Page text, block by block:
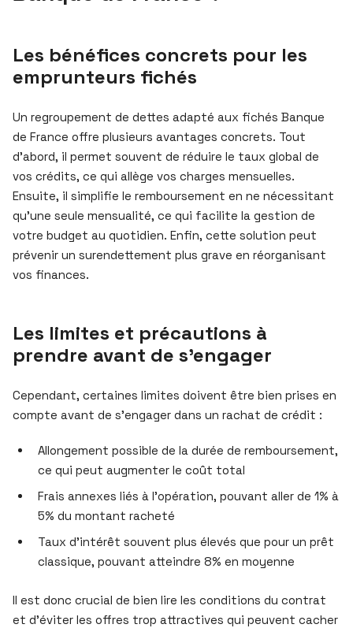
Les bénéfices concrets pour les
emprunteurs fichés
Un regroupement de dettes adapté aux fichés Banque
de France offre plusieurs avantages concrets. Tout
d’abord, il permet souvent de réduire le taux global de
vos crédits, ce qui allège vos charges mensuelles.
Ensuite, il simplifie le remboursement en ne nécessitant
qu’une seule mensualité, ce qui facilite la gestion de
votre budget au quotidien. Enfin, cette solution peut
prévenir un surendettement plus grave en réorganisant
vos finances.
Les limites et précautions à
prendre avant de s’engager
Cependant, certaines limites doivent être bien prises en
compte avant de s’engager dans un rachat de crédit :
Allongement possible de la durée de remboursement,
ce qui peut augmenter le coût total
Frais annexes liés à l’opération, pouvant aller de 1% à
5% du montant racheté
Taux d’intérêt souvent plus élevés que pour un prêt
classique, pouvant atteindre 8% en moyenne
Il est donc crucial de bien lire les conditions du contrat
et d’éviter les offres trop attractives qui peuvent cacher